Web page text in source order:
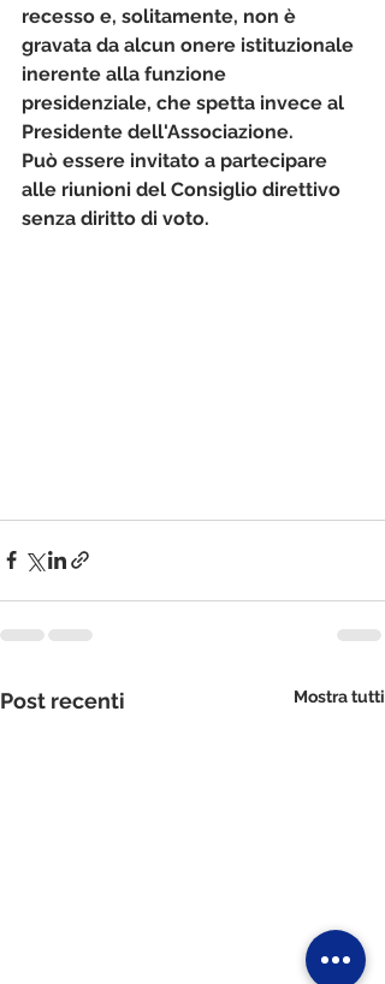
recesso e, solitamente, non è
gravata da alcun onere istituzionale
inerente alla funzione
presidenziale, che spetta invece al
Presidente dell'Associazione.
Può essere invitato a partecipare
alle riunioni del Consiglio direttivo
senza diritto di voto.
Post recenti Mostra tutti